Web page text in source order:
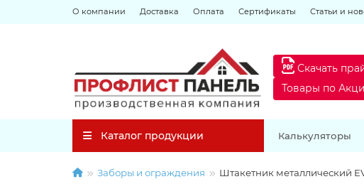
О компании Доставка Оплата Сертификаты Статьи и
Скачать
Товары по
Каталог продукции Калькуляторы
Заборы и ограждения Штакетник металлический